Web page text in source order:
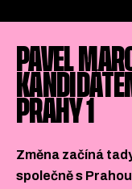
PAVEL
PRAHY 1
Změna začíná
společně s